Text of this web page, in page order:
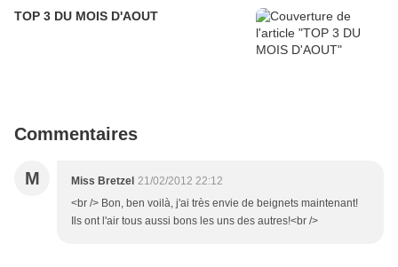
TOP 3 DU MOIS D'AOUT
Commentaires
M Miss Bretzel 21/02/2012 22:12
<br /> Bon, ben voilà, j'ai très envie de beignets maintenant!
Ils ont l'air tous aussi bons les uns des autres!<br />